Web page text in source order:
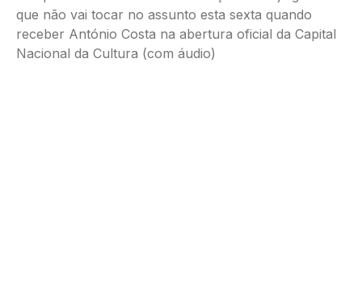
que não vai tocar no assunto esta sexta quando
receber António Costa na abertura oficial da Capital
Nacional da Cultura (com áudio)